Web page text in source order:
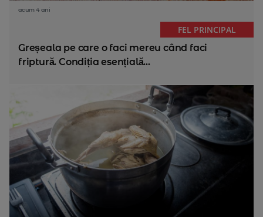
acum 4 ani
FEL PRINCIPAL
Greșeala pe care o faci mereu când faci
friptură. Condiția esențială...